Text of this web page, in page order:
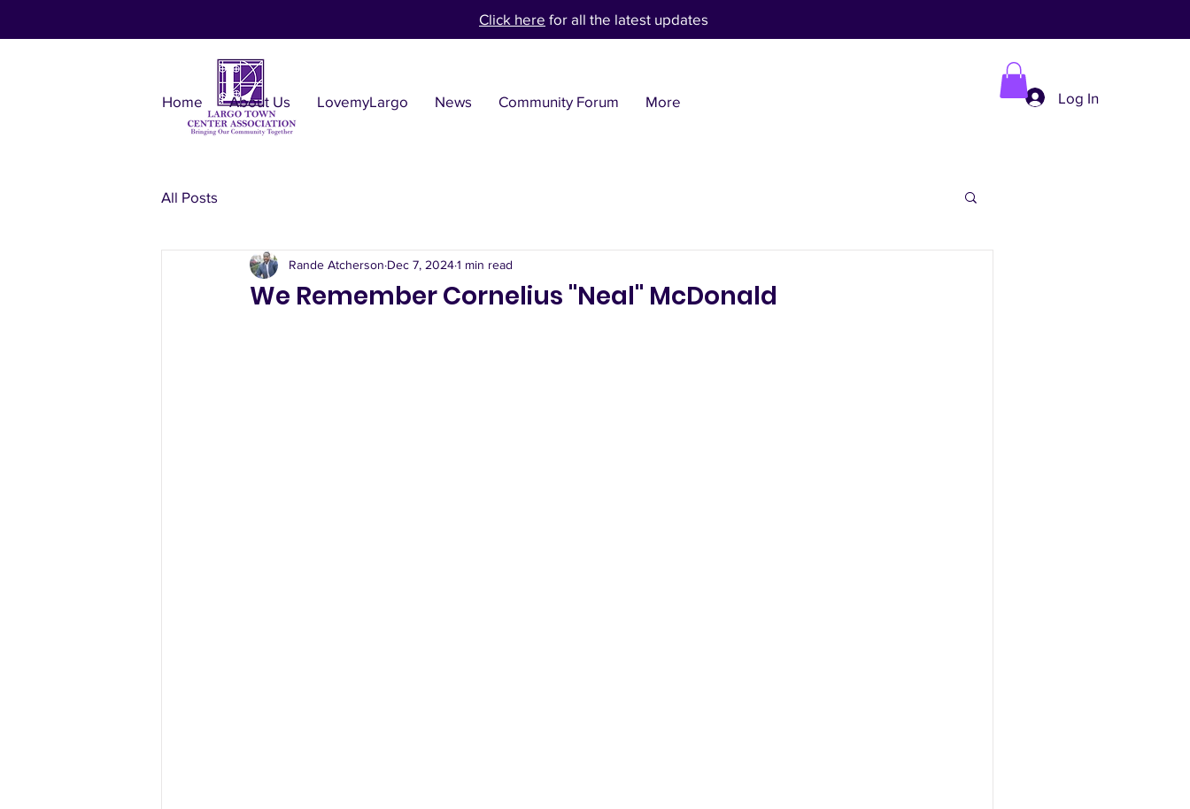
Click here for all the latest updates
Home About Us LovemyLargo News Community Forum More Log In
All Posts
We Remember Cornelius "Neal" McDonald
Rande Atcherson Dec 7, 20241 min read